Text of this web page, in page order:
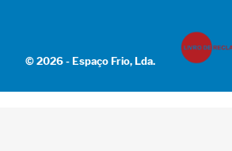
© 2026 - Espaço Frio, Lda.